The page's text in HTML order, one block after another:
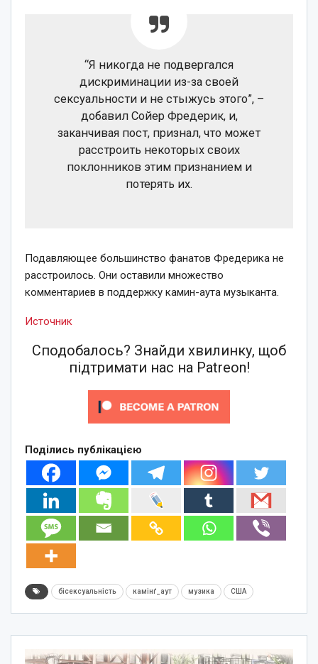
“Я никогда не подвергался
дискриминации из-за своей
сексуальности и не стыжусь этого”, –
добавил Сойер Фредерик, и,
заканчивая пост, признал, что может
расстроить некоторых своих
поклонников этим признанием и
потерять их.
Подавляющее большинство фанатов Фредерика не
расстроилось. Они оставили множество
комментариев в поддержку камин-аута музыканта.
Источник
Сподобалось? Знайди хвилинку, щоб
підтримати нас на Patreon!
Поділись публікацією
бісексуальність камінґ_аут музика США